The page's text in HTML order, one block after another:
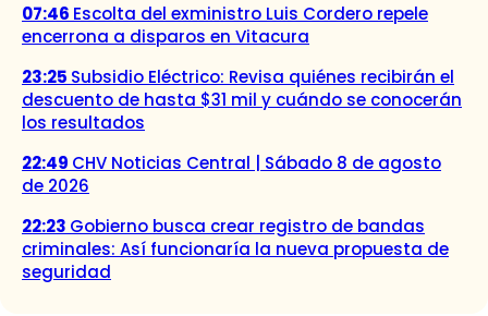
07:46 Escolta del exministro Luis Cordero repele
encerrona a disparos en Vitacura
23:25 Subsidio Eléctrico: Revisa quiénes recibirán el
descuento de hasta $31 mil y cuándo se conocerán
los resultados
22:49 CHV Noticias Central | Sábado 8 de agosto
de 2026
22:23 Gobierno busca crear registro de bandas
criminales: Así funcionaría la nueva propuesta de
seguridad